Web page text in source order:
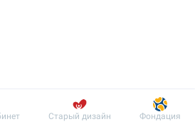
Пациенту
Старый дизайн Фондация